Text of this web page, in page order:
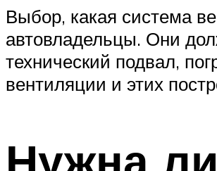
Выбор, какая система
автовладельцы. Они
технический подвал,
вентиляции и этих